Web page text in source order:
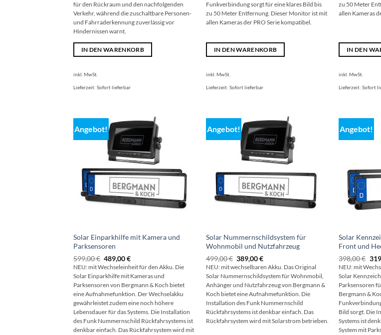
für den Rückraum und den nachfolgenden
Verkehr, während die zuschaltbare Personen-
und Fahrraderkennung zuverlässig vor
Hindernissen warnt.
IN DEN WARENKORB
inkl. MwSt.
Lieferzeit: Sofort lieferbar
Funkverbindung sorgt für eine klares Bild bis
zu 50 Meter Entfernung. Dieser Monitor ist mit
allen Kameras der PRO Serie kompatibel.
IN DEN WARENKORB
inkl. MwSt.
Lieferzeit:Sofort lieferbar
zu 50 Meter
allen Kameras
IN DEN
inkl. MwSt.
Lieferzeit:Sofort
Angebot!
Solar Einparkhilfe mit Kamera und
Parksensoren
599,00€ Ursprünglicher
Preis
war:
599,00 €
489,00€Aktueller
Preis
ist:
489,00 €.
NEU: mit Wechseleinheit für den Akku. Die
Solar Einparkhilfe mit Kameras und
Parksensoren von Bergmann & Koch bietet
eine Aufnahmefunktion. Der Wechselakku
gewährleistet zudem eine noch höhere
Lebensdauer für das Systems. Die Installation
des Funk Nummernschild Rückfahrsystems ist
denkbar einfach. Das Rückfahrsystem wird mit
Angebot!
Solar Nummernschildsystem für
Wohnmobil und Nutzfahrzeug
499,00€ Ursprünglicher
Preis
war:
499,00 €
389,00€Aktueller
Preis
ist:
389,00 €.
NEU: mit wechselbaren Akku. Das Original
Solar Nummernschildsystem für Wohnmobil,
Anhänger und Nutzfahrzeugvon Bergmann &
Koch bietet eine Aufnahmefunktion. Die
Installation des Funk Nummernschild
Rückfahrsystems ist denkbar einfach. Das
Rückfahrsystem wird mit Solarstrom betrieben.
Angebot!
Solar
Front und
398,00€
NEU: mit
Solar
Parksensoren
Bergmann &
Bild sorgt. Die
Systems ist
System mit